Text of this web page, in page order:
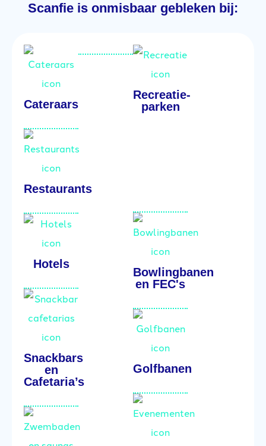
Scanfie is onmisbaar gebleken bij:
Cateraars
Restaurants
Hotels
Snackbars
en
Cafetaria’s
Recreatie-
parken
Bowlingbanen
en FEC's
Golfbanen